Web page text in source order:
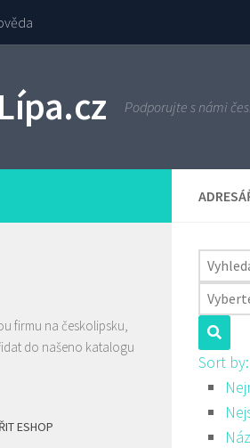
Podporujte s námi
Sort by:
firmu na českolipsku,
do našeno katalogu
ESHOP